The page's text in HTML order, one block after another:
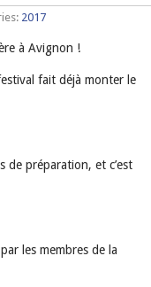
2017
à Avignon !
fait déjà monter le
de préparation, et c’est
les membres de la